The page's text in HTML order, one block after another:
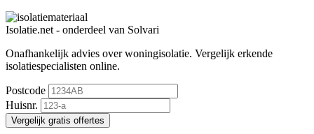
Isolatie.net - onderdeel van Solvari
Onafhankelijk advies over woningisolatie. Vergelijk erkende
isolatiespecialisten online.
Postcode
Huisnr.
Vergelijk gratis offertes